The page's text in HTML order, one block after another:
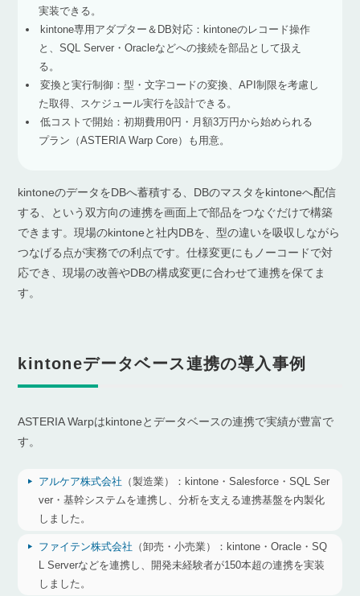
実装できる。
kintone専用アダプター＆DB対応：kintoneのレコード操作
と、SQL Server・Oracleなどへの接続を部品として扱え
る。
変換と実行制御：型・文字コードの変換、API制限を考慮し
た取得、スケジュール実行を設計できる。
低コストで開始：初期費用0円・月額3万円から始められる
プラン（ASTERIA Warp Core）も用意。
kintoneのデータをDBへ蓄積する、DBのマスタをkintoneへ配信
する、という双方向の連携を画面上で部品をつなぐだけで構築
できます。現場のkintoneと社内DBを、型の違いを吸収しながら
つなげる点が実務での利点です。仕様変更にもノーコードで対
応でき、現場の改善やDBの構成変更に合わせて連携を保てま
す。
kintoneデータベース連携の導入事例
ASTERIA Warpはkintoneとデータベースの連携で実績が豊富で
す。
アルケア株式会社 （製造業）： kintone・Salesforce・SQL Ser
ver・基幹システムを連携し、分析を支える連携基盤を内製化
しました。
ファイテン株式会社 （卸売・小売業）： kintone・Oracle・SQ
L Serverなどを連携し、開発未経験者が150本超の連携を実装
しました。